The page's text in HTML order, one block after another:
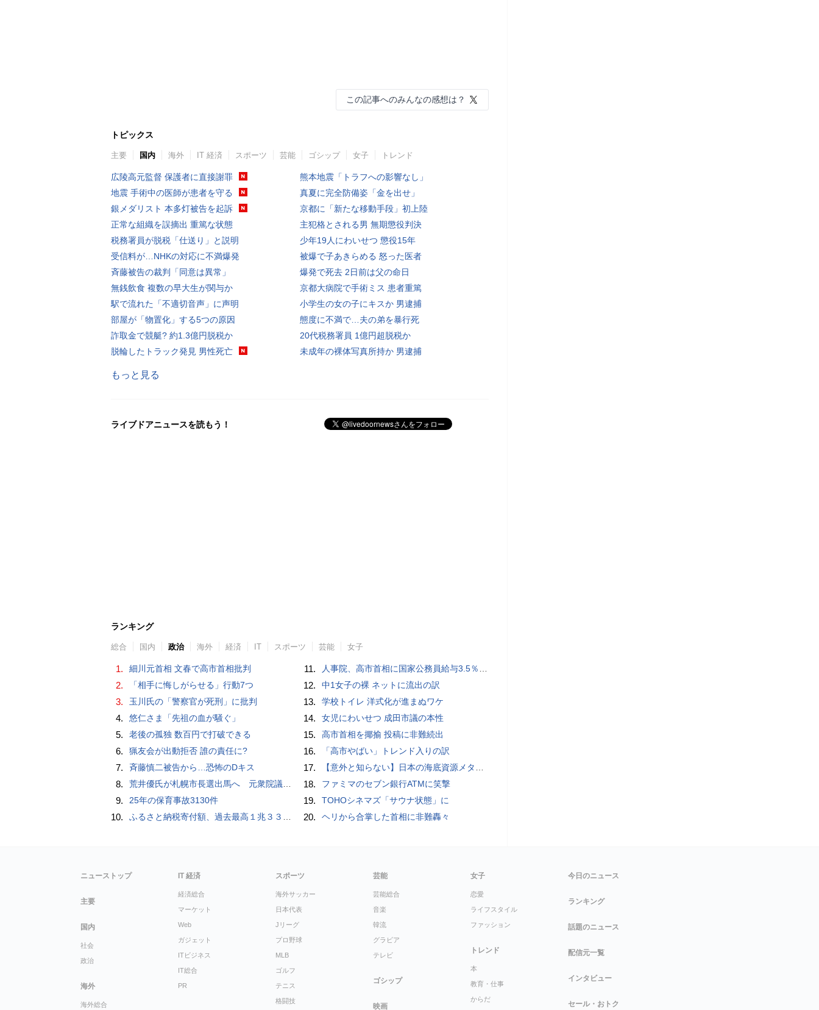
この記事へのみんなの感想は？
トピックス
主要 国内 海外 IT 経済 スポーツ 芸能 ゴシップ 女子 トレンド
広陵高元監督 保護者に直接謝罪
地震 手術中の医師が患者を守る
銀メダリスト 本多灯被告を起訴
正常な組織を誤摘出 重篤な状態
税務署員が脱税「仕送り」と説明
受信料が…NHKの対応に不満爆発
斉藤被告の裁判「同意は異常」
無銭飲食 複数の早大生が関与か
駅で流れた「不適切音声」に声明
部屋が「物置化」する5つの原因
詐取金で競艇? 約1.3億円脱税か
脱輪したトラック発見 男性死亡
熊本地震「トラフへの影響なし」
真夏に完全防備姿「金を出せ」
京都に「新たな移動手段」初上陸
主犯格とされる男 無期懲役判決
少年19人にわいせつ 懲役15年
被爆で子あきらめる 怒った医者
爆発で死去 2日前は父の命日
京都大病院で手術ミス 患者重篤
小学生の女の子にキスか 男逮捕
態度に不満で…夫の弟を暴行死
20代税務署員 1億円超脱税か
未成年の裸体写真所持か 男逮捕
もっと見る
ライブドアニュースを読もう！
ランキング
総合 国内 政治 海外 経済 IT スポーツ 芸能 女子
1. 細川元首相 文春で高市首相批判
2. 「相手に悔しがらせる」行動7つ
3. 玉川氏の「警察官が死刑」に批判
4. 悠仁さま「先祖の血が騒ぐ」
5. 老後の孤独 数百円で打破できる
6. 猟友会が出動拒否 誰の責任に?
7. 斉藤慎二被告から…恐怖のDキス
8. 荒井優氏が札幌市長選出馬へ 元衆院議員、中道に離党届
9. 25年の保育事故3130件
10. ふるさと納税寄付額、過去最高１兆３３１４億円…住民税控除額最大は横浜市の３７３億円
11. 人事院、高市首相に国家公務員給与3.5％超の大幅ベースアップを勧告
12. 中1女子の裸 ネットに流出の訳
13. 学校トイレ 洋式化が進まぬワケ
14. 女児にわいせつ 成田市議の本性
15. 高市首相を揶揄 投稿に非難続出
16. 「高市やばい」トレンド入りの訳
17. 【意外と知らない】日本の海底資源メタンハイドレートは「急に資源大国になるかもしれない」夢の次世代エネルギー
18. ファミマのセブン銀行ATMに笑撃
19. TOHOシネマズ「サウナ状態」に
20. ヘリから合掌した首相に非難轟々
ニューストップ
主要
国内
社会
政治
海外
海外総合
IT 経済
経済総合
マーケット
Web
ガジェット
ITビジネス
IT総合
PR
スポーツ
海外サッカー
日本代表
Jリーグ
プロ野球
MLB
ゴルフ
テニス
格闘技
芸能
芸能総合
音楽
韓流
グラビア
テレビ
ゴシップ
映画
女子
恋愛
ライフスタイル
ファッション
トレンド
本
教育・仕事
からだ
今日のニュース
ランキング
話題のニュース
配信元一覧
インタビュー
セール・おトク